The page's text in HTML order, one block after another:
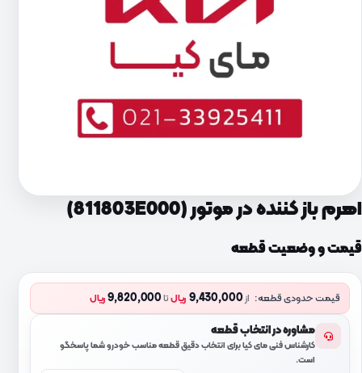
اهرم باز کننده در موتور (811803E000)
قیمت و وضعیت قطعه
قیمت حدودی قطعه: از9,430,000 ریالتا9,820,000 ریال
مشاوره در انتخاب قطعه
کارشناس فنی مای کیا برای انتخاب دقیق قطعه مناسب خودرو شما پاسخگو
است.